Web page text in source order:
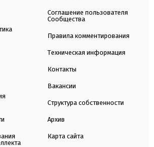
Соглашение пользователя
Сообщества
Правила комментирования
Техническая информация
Контакты
Вакансии
Структура собственности
Архив
Карта сайта